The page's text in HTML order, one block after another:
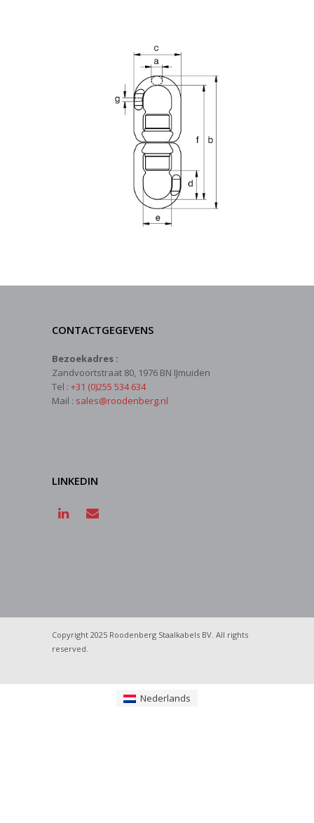
CONTACTGEGEVENS
Bezoekadres :
Zandvoortstraat 80, 1976 BN IJmuiden
Tel : +31 (0)255 534 634
Mail : sales@roodenberg.nl
LINKEDIN
Copyright 2025 Roodenberg Staalkabels BV. All rights
reserved.
Nederlands